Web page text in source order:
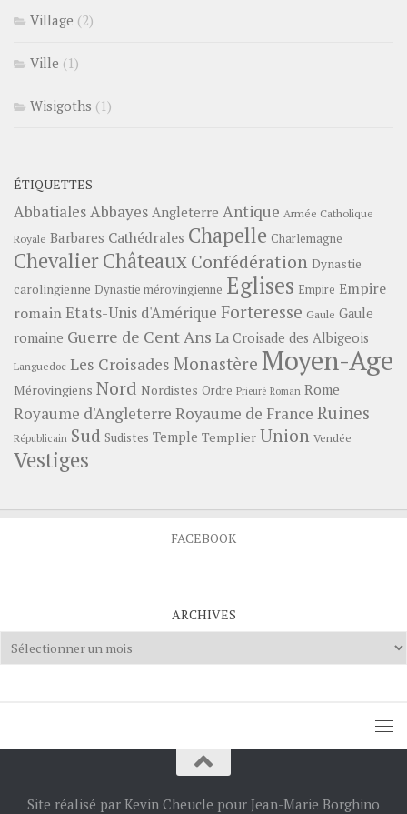
Village (2)
Ville (1)
Wisigoths (1)
ÉTIQUETTES
Abbatiales Abbayes Angleterre Antique Armée Catholique
Royale Barbares Cathédrales Chapelle Charlemagne
ChevalierChâteauxConfédération Dynastie
carolingienne Dynastie mérovingienne Eglises Empire Empire
romainEtats-Unis d'Amérique Forteresse Gaule Gaule
romaine Guerre de Cent Ans La Croisade des Albigeois
Languedoc Les Croisades Monastère Moyen-Age
Mérovingiens Nord Nordistes Ordre Prieuré Roman Rome
Royaume d'Angleterre Royaume de France Ruines
Républicain Sud Sudistes Temple Templier Union Vendée
Vestiges
FACEBOOK
ARCHIVES
Archives
Site réalisé par Kevin Cheucle pour Jean-Marie Borghino